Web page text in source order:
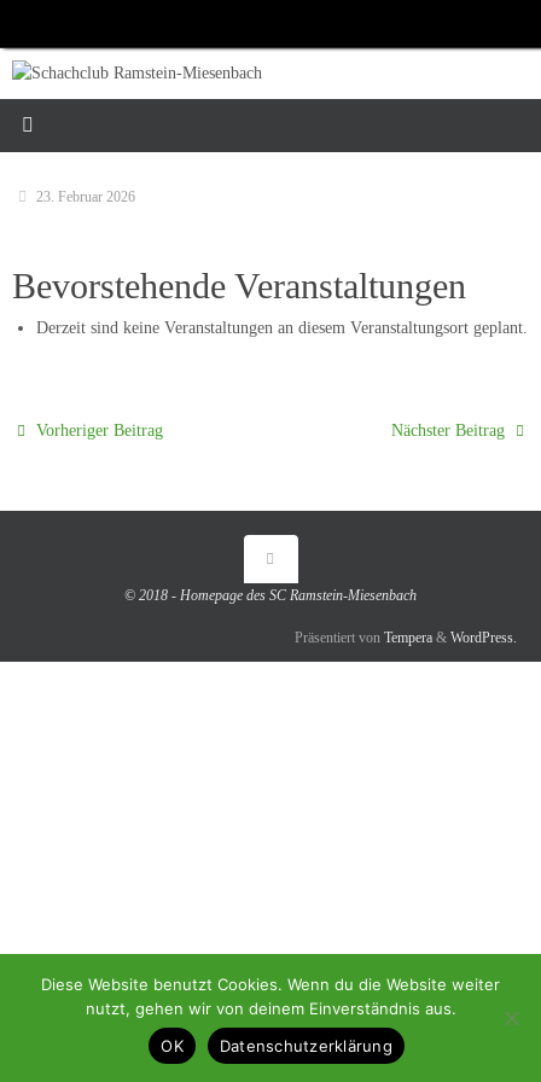
springen
23. Februar 2026
Bevorstehende Veranstaltungen
Derzeit sind keine Veranstaltungen an diesem Veranstaltungsort geplant.
Vorheriger Beitrag Nächster Beitrag
© 2018 - Homepage des SC Ramstein-Miesenbach
Präsentiert von Tempera & WordPress.
Diese Website benutzt Cookies. Wenn du die Website weiter
nutzt, gehen wir von deinem Einverständnis aus.
OK
Datenschutzerklärung